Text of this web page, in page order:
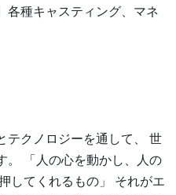
各種キャスティング、マネ
テクノロジーを通して、 世
。 「人の心を動かし、人の
してくれるもの」 それがエ